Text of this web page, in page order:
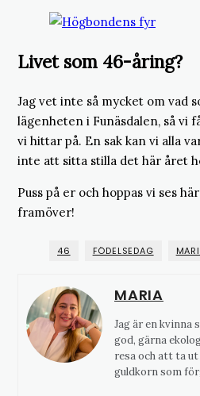
Livet som 46-åring?
Jag vet inte så mycket om vad
lägenheten i Funäsdalen, så vi
vi hittar på. En sak kan vi alla
inte att sitta stilla det här året
Puss på er och hoppas vi ses
framöver!
46 FÖDELSEDAG
MARIA
Jag är en kvinna
god, gärna
resa och att ta
guldkorn som